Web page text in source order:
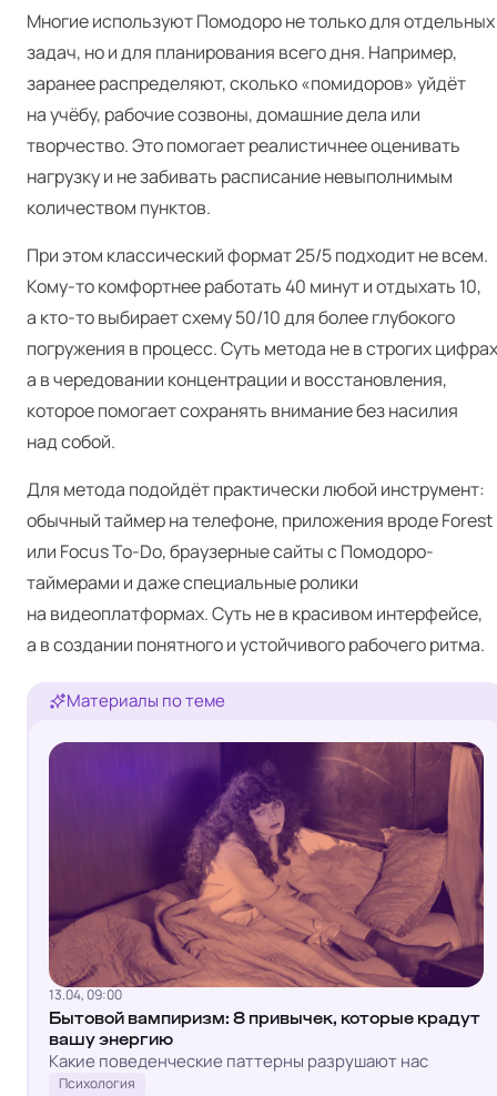
Многие используют Помодоро не только для отдельных
задач, но и для планирования всего дня. Например,
заранее распределяют, сколько «помидоров» уйдёт
на учёбу, рабочие созвоны, домашние дела или
творчество. Это помогает реалистичнее оценивать
нагрузку и не забивать расписание невыполнимым
количеством пунктов.
При этом классический формат 25/5 подходит не всем.
Кому-то комфортнее работать 40 минут и отдыхать 10,
а кто-то выбирает схему 50/10 для более глубокого
погружения в процесс. Суть метода не в строгих
а в чередовании концентрации и восстановления,
которое помогает сохранять внимание без насилия
над собой.
Для метода подойдёт практически любой инструмент:
обычный таймер на телефоне, приложения вроде For­est
или Focus To-Do, браузерные сайты с Помодоро-
таймерами и даже специальные ролики
на видеоплатформах. Суть не в красивом интерфейсе,
а в создании понятного и устойчивого рабочего ритма.
Материалы по теме
13.04, 09:00
Бытовой вампиризм: 8 привычек, которые крадут
вашу энергию
Какие поведенческие паттерны разрушают нас
Психология